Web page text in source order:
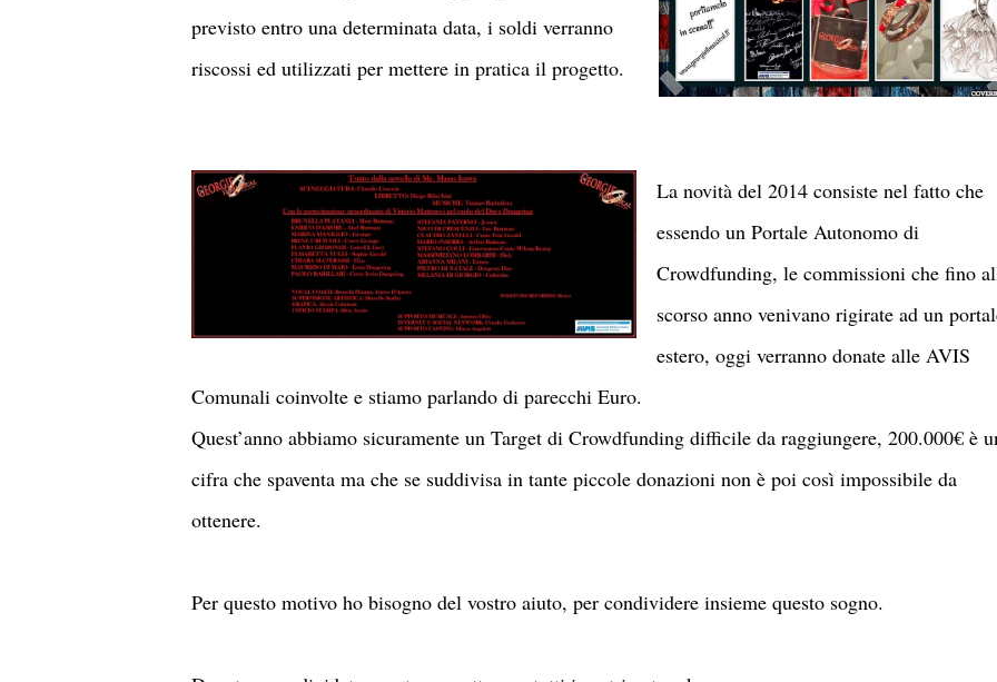
previsto entro una determinata data, i soldi verranno
riscossi ed utilizzati per mettere in pratica il progetto.
La novità del 2014 consiste nel fatto che
essendo un Portale Autonomo di
Crowdfunding, le commissioni che fino
scorso anno venivano rigirate ad un
estero, oggi verranno donate alle AVIS
Comunali coinvolte e stiamo parlando di parecchi Euro.
Quest’anno abbiamo sicuramente un Target di Crowdfunding difficile da raggiungere, 200.000€ è
cifra che spaventa ma che se suddivisa in tante piccole donazioni non è poi così impossibile da
ottenere.
Per questo motivo ho bisogno del vostro aiuto, per condividere insieme questo sogno.